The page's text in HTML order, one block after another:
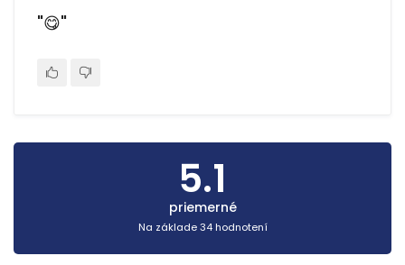
"😋"
5.1
priemerné
Na základe 34 hodnotení